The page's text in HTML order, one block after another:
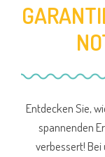
Entdecken Sie,
spannenden
verbessert! Bei